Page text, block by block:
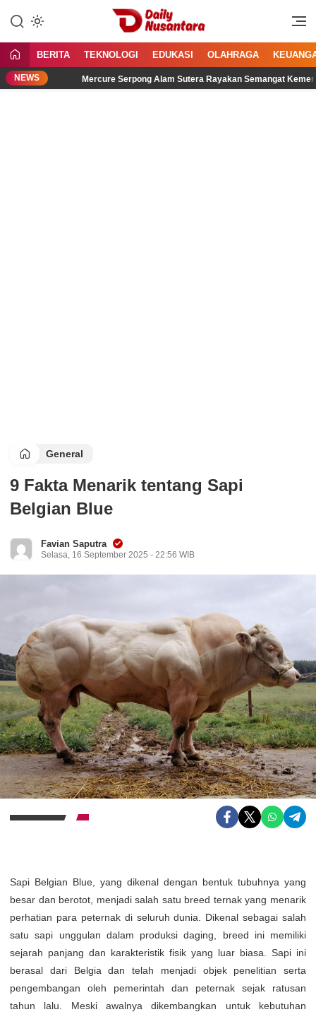
konten
Daily Nusantara
Menyajikan Fakta, Menginspirasi
BERITA TEKNOLOGI EDUKASI OLAHRAGA
NEWS Mercure Serpong Alam Sutera Rayakan Semangat
General
9 Fakta Menarik tentang Sapi
Belgian Blue
Favian Saputra
Selasa, 16 September 2025 - 22:56 WIB
Sapi Belgian Blue, yang dikenal dengan bentuk tubuhnya yang
besar dan berotot, menjadi salah satu breed ternak yang menarik
perhatian para peternak di seluruh dunia. Dikenal sebagai salah
satu sapi unggulan dalam produksi daging, breed ini memiliki
sejarah panjang dan karakteristik fisik yang luar biasa. Sapi ini
berasal dari Belgia dan telah menjadi objek penelitian serta
pengembangan oleh pemerintah dan peternak sejak ratusan
tahun lalu. Meski awalnya dikembangkan untuk kebutuhan